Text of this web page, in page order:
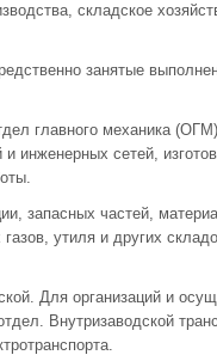
складское
занятые
главного механика
инженерных сетей,
запасных частей,
утиля и других
Для организаций и
Внутризаводской